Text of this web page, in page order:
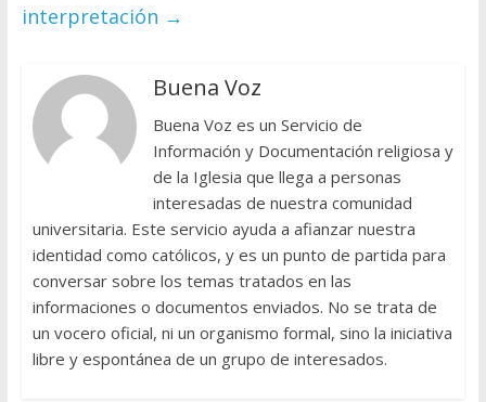
interpretación →
Buena Voz
Buena Voz es un Servicio de
Información y Documentación religiosa y
de la Iglesia que llega a personas
interesadas de nuestra comunidad
universitaria. Este servicio ayuda a afianzar nuestra
identidad como católicos, y es un punto de partida para
conversar sobre los temas tratados en las
informaciones o documentos enviados. No se trata de
un vocero oficial, ni un organismo formal, sino la iniciativa
libre y espontánea de un grupo de interesados.